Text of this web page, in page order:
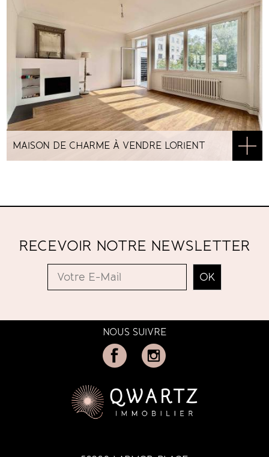
MAISON DE CHARME À VENDRE LORIENT
RECEVOIR NOTRE NEWSLETTER
NOUS SUIVRE